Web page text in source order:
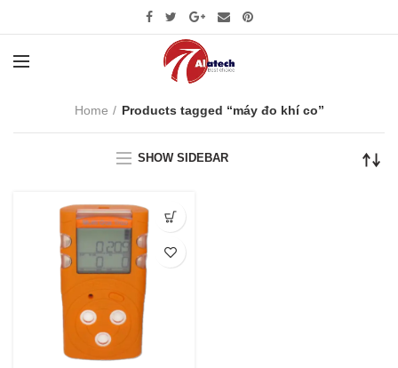
Home Products tagged “máy đo khí co”
SHOW SIDEBAR